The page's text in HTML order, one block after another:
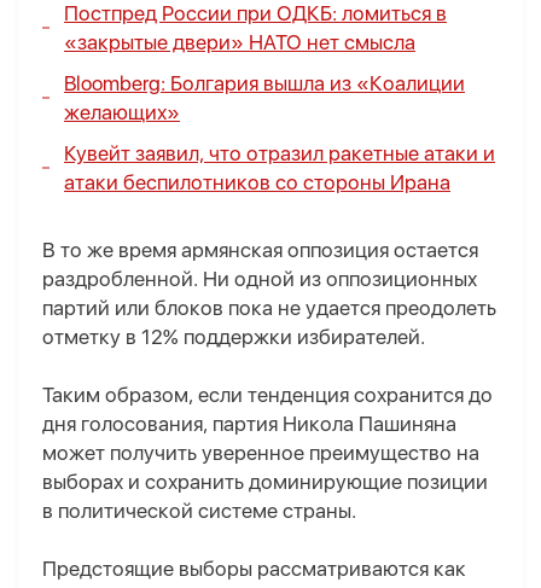
Постпред России при ОДКБ: ломиться в
«закрытые двери» НАТО нет смысла
Bloomberg: Болгария вышла из «Коалиции
желающих»
Кувейт заявил, что отразил ракетные атаки и
атаки беспилотников со стороны Ирана
В то же время армянская оппозиция остается
раздробленной. Ни одной из оппозиционных
партий или блоков пока не удается преодолеть
отметку в 12% поддержки избирателей.
Таким образом, если тенденция сохранится до
дня голосования, партия Никола Пашиняна
может получить уверенное преимущество на
выборах и сохранить доминирующие позиции
в политической системе страны.
Предстоящие выборы рассматриваются как